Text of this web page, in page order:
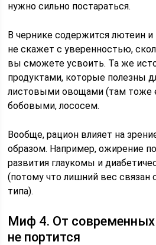
нужно сильно постараться.
В чернике содержится лютеин
не скажет с уверенностью,
вы сможете усвоить. Та же
продуктами, которые полезны
листовыми овощами (там тоже
бобовыми, лососем.
Вообще, рацион влияет на
образом. Например, ожирение
развития глаукомы и
(потому что лишний вес связан
типа).
Миф 4. От современных
не портится